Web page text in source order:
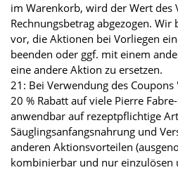
im Warenkorb, wird der Wert des
Rechnungsbetrag abgezogen. Wir
vor, die Aktionen bei Vorliegen
beenden oder ggf. mit einem
eine andere Aktion zu ersetzen.
21: Bei Verwendung des
20 % Rabatt auf viele Pierre
anwendbar auf rezeptpflichtige
Säuglingsanfangsnahrung und
anderen Aktionsvorteilen
kombinierbar und nur einzulösen